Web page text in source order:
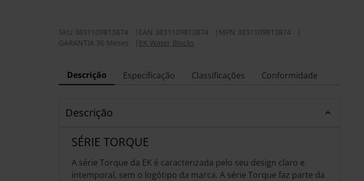
SKU 3831109813874 EAN 3831109813874 MPN 3831109813874
GARANTIA 36 Meses
EK Water Blocks
Descrição Especificação Classificações Conformidade
Descrição
SÉRIE TORQUE
A série Torque da EK é caracterizada pelo seu design claro e
intemporal, sem o logótipo da marca. A série Torque faz parte da